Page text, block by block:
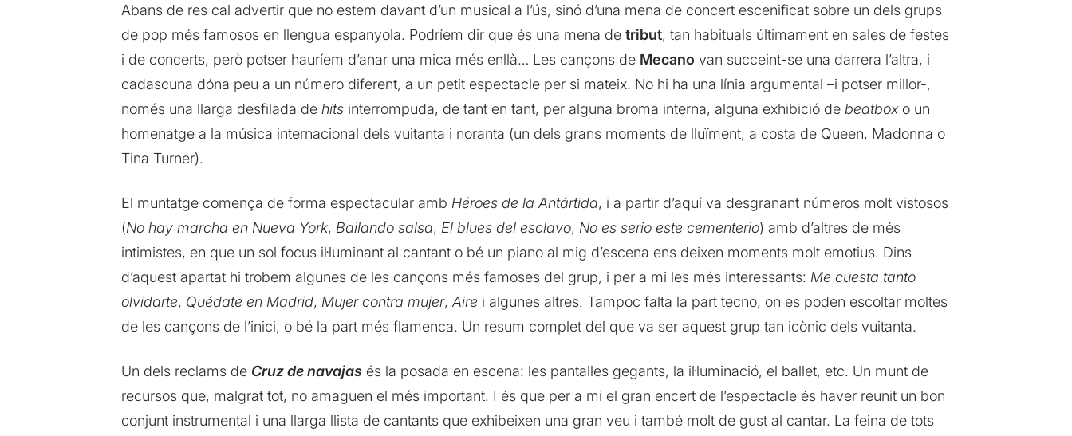
Abans de res cal advertir que no estem davant d’un musical a l’ús, sinó d’una mena de concert escenificat sobre un dels grups
de pop més famosos en llengua espanyola. Podríem dir que és una mena de tribut, tan habituals últimament en sales de festes
i de concerts, però potser hauríem d’anar una mica més enllà… Les cançons de Mecano van succeint-se una darrera l’altra, i
cadascuna dóna peu a un número diferent, a un petit espectacle per si mateix. No hi ha una línia argumental –i potser millor-,
només una llarga desfilada de hitsinterrompuda, de tant en tant, per alguna broma interna, alguna exhibició de beatboxo un
homenatge a la música internacional dels vuitanta i noranta (un dels grans moments de lluïment, a costa de Queen, Madonna o
Tina Turner).
El muntatge comença de forma espectacular amb Héroes de la Antártida, i a partir d’aquí va desgranant números molt vistosos
(No hay marcha en Nueva York, Bailando salsa, El blues del esclavo, No es serio este cementerio) amb d’altres de més
intimistes, en que un sol focus il·luminant al cantant o bé un piano al mig d’escena ens deixen moments molt emotius. Dins
d’aquest apartat hi trobem algunes de les cançons més famoses del grup, i per a mi les més interessants: Me cuesta tanto
olvidarte, Quédate en Madrid, Mujer contra mujer, Aire i algunes altres. Tampoc falta la part tecno, on es poden escoltar moltes
de les cançons de l’inici, o bé la part més flamenca. Un resum complet del que va ser aquest grup tan icònic dels vuitanta.
Un dels reclams de Cruz de navajas és la posada en escena: les pantalles gegants, la il·luminació, el ballet, etc. Un munt de
recursos que, malgrat tot, no amaguen el més important. I és que per a mi el gran encert de l’espectacle és haver reunit un bon
conjunt instrumental i una llarga llista de cantants que exhibeixen una gran veu i també molt de gust al cantar. La feina de tots